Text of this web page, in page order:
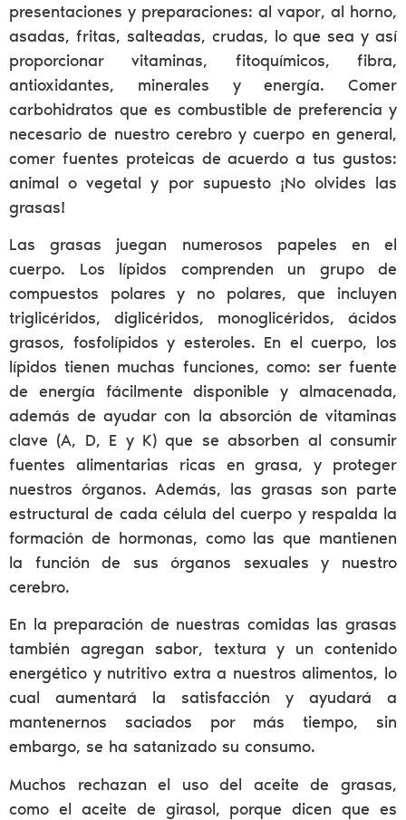
presentaciones y preparaciones: al vapor, al horno,
asadas, fritas, salteadas, crudas, lo que sea y así
proporcionar vitaminas, fitoquímicos, fibra,
antioxidantes, minerales y energía. Comer
carbohidratos que es combustible de preferencia y
necesario de nuestro cerebro y cuerpo en general,
comer fuentes proteicas de acuerdo a tus gustos:
animal o vegetal y por supuesto ¡No olvides las
grasas!
Las grasas juegan numerosos papeles en el
cuerpo. Los lípidos comprenden un grupo de
compuestos polares y no polares, que incluyen
triglicéridos, diglicéridos, monoglicéridos, ácidos
grasos, fosfolípidos y esteroles. En el cuerpo, los
lípidos tienen muchas funciones, como: ser fuente
de energía fácilmente disponible y almacenada,
además de ayudar con la absorción de vitaminas
clave (A, D, E y K) que se absorben al consumir
fuentes alimentarias ricas en grasa, y proteger
nuestros órganos. Además, las grasas son parte
estructural de cada célula del cuerpo y respalda la
formación de hormonas, como las que mantienen
la función de sus órganos sexuales y nuestro
cerebro.
En la preparación de nuestras comidas las grasas
también agregan sabor, textura y un contenido
energético y nutritivo extra a nuestros alimentos, lo
cual aumentará la satisfacción y ayudará a
mantenernos saciados por más tiempo, sin
embargo, se ha satanizado su consumo.
Muchos rechazan el uso del aceite de grasas,
como el aceite de girasol, porque dicen que es